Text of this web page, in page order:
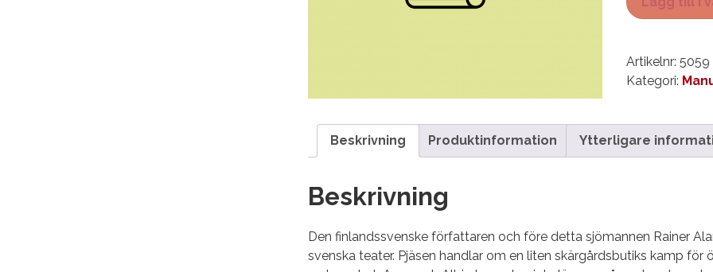
Artikelnr:5059
Kategori:
Beskrivning Produktinformation Ytterligare
Beskrivning
Den finlandssvenske författaren och före detta sjömannen Rainer
svenska teater. Pjäsen handlar om en liten skärgårdsbutiks kamp